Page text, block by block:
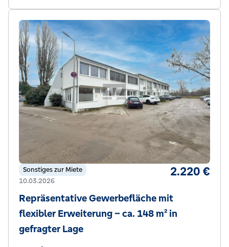
Sonstiges zur Miete
10.03.2026
2.220 €
Repräsentative Gewerbefläche mit
flexibler Erweiterung – ca. 148 m² in
gefragter Lage